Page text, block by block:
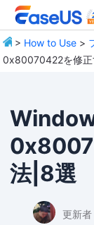
> How to Use >
0x80070422を修
法|8選
更新者